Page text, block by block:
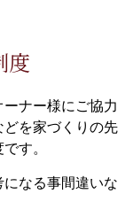
度
ナー様にご協力
を家づくりの先
す。
なる事間違いな